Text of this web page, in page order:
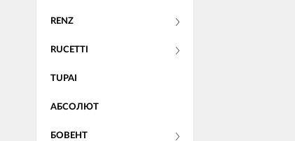
RENZ
RUCETTI
TUPAI
АБСОЛЮТ
БОВЕНТ